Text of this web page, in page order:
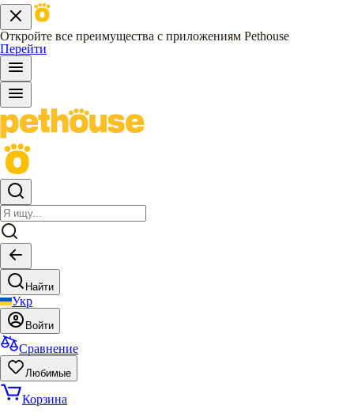
Откройте все преимущества с приложениям Pethouse
Перейти
Найти
Укр
Войти
Сравнение
Любимые
Корзина